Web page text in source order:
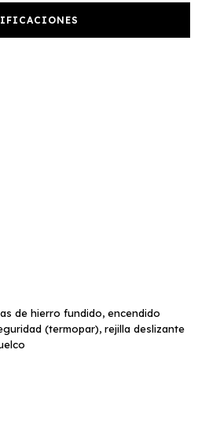
de hierro fundido, encendido
(termopar), rejilla deslizante